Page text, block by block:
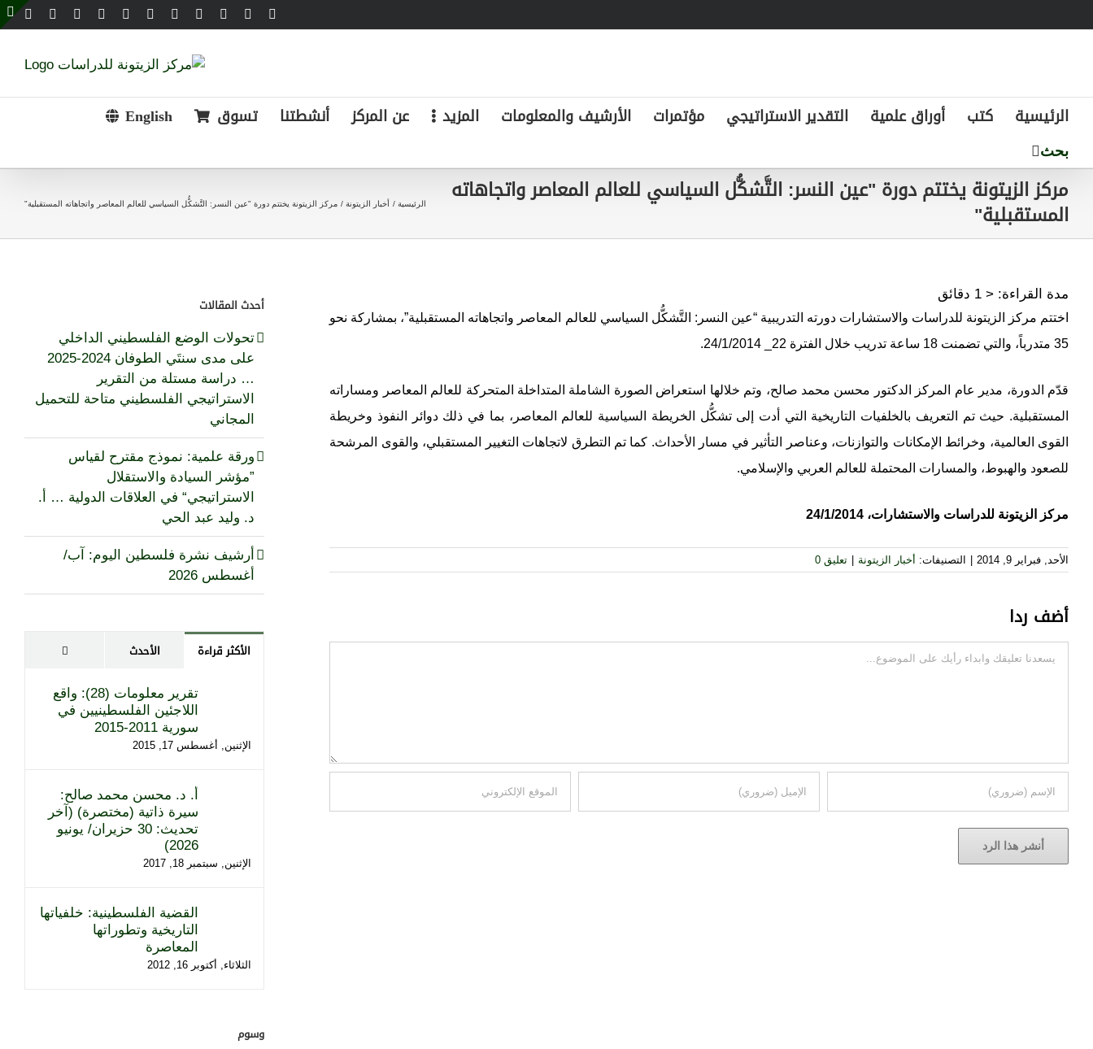
to
Facebook
Instagram
YouTube
Tiktok
Threads
LinkedIn
SoundCloud
WhatsApp
Telegram
الرئيسية كتب أوراق علمية التقدير الاستراتيجي مؤتمرات الأرشيف والمعلومات المزيد عن المركز أنشطتنا تسوق English
مركز الزيتونة يختتم دورة "عين النسر: التَّشكُّل السياسي للعالم المعاصر واتجاهاته
المستقبلية" الرئيسية أخبار الزيتونة مركز الزيتونة يختتم دورة "عين النسر: التَّشكُّل السياسي للعالم المعاصر واتجاهاته المستقبلية"
مدة القراءة: < 1 دقائق
اختتم مركز الزيتونة للدراسات والاستشارات دورته التدريبية “عين النسر: التَّشكُّل السياسي للعالم المعاصر واتجاهاته المستقبلية”، بمشاركة نحو
35 متدرباً، والتي تضمنت 18 ساعة تدريب خلال الفترة 22_ 24/1/2014.
قدّم الدورة، مدير عام المركز الدكتور محسن محمد صالح، وتم خلالها استعراض الصورة الشاملة المتداخلة المتحركة للعالم المعاصر ومساراته
المستقبلية. حيث تم التعريف بالخلفيات التاريخية التي أدت إلى تشكُّل الخريطة السياسية للعالم المعاصر، بما في ذلك دوائر النفوذ وخريطة
القوى العالمية، وخرائط الإمكانات والتوازنات، وعناصر التأثير في مسار الأحداث. كما تم التطرق لاتجاهات التغيير المستقبلي، والقوى المرشحة
للصعود والهبوط، والمسارات المحتملة للعالم العربي والإسلامي.
مركز الزيتونة للدراسات والاستشارات، 24/1/2014
الأحد, فبراير 9, 2014 التصنيفات: أخبار الزيتونة تعليق 0
أضف ردا
تعليقات
أحدث المقالات
تحولات الوضع الفلسطيني الداخلي
على مدى سنتَي الطوفان 2024-2025
… دراسة مستلة من التقرير
الاستراتيجي الفلسطيني متاحة للتحميل
المجاني
ورقة علمية: نموذج مقترح لقياس
”مؤشر السيادة والاستقلال
الاستراتيجي“ في العلاقات الدولية … أ.
د. وليد عبد الحي
أرشيف نشرة فلسطين اليوم: آب/
أغسطس 2026
الأكثر قراءة الأحدث
تقرير معلومات (28): واقع
اللاجئين الفلسطينيين في
سورية 2011-2015
الإثنين, أغسطس 17, 2015
أ. د. محسن محمد صالح:
سيرة ذاتية (مختصرة) (آخر
تحديث: 30 حزيران/ يونيو
2026)
الإثنين, سبتمبر 18, 2017
القضية الفلسطينية: خلفياتها
التاريخية وتطوراتها
المعاصرة
الثلاثاء, أكتوبر 16, 2012
وسوم